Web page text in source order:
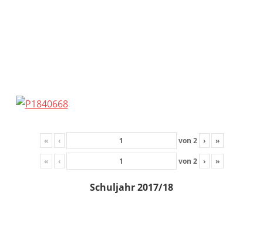
« ‹ von 2 › »
« ‹ von 2 › »
Schuljahr 2017/18